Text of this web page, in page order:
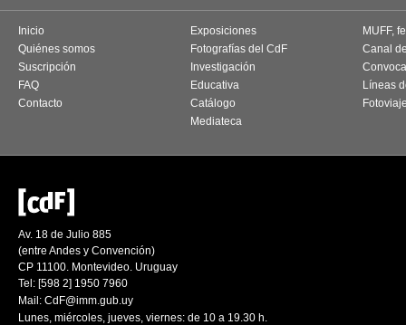
Inicio
Quiénes somos
Suscripción
FAQ
Contacto
Exposiciones
Fotografías del CdF
Investigación
Educativa
Catálogo
Mediateca
MUFF,
Canal
Líneas
Av. 18 de Julio 885
(entre Andes y Convención)
CP 11100. Montevideo. Uruguay
Tel: [598 2] 1950 7960
Mail: CdF@imm.gub.uy
Lunes, miércoles, jueves, viernes: de 10 a 19.30 h.